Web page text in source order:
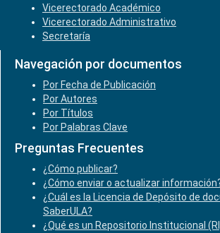
Vicerectorado Académico
Vicerectorado Administrativo
Secretaría
Navegación por documentos
Por Fecha de Publicación
Por Autores
Por Títulos
Por Palabras Clave
Preguntas Frecuentes
¿Cómo publicar?
¿Cómo enviar o actualizar
¿Cuál es la Licencia de Depósito de
SaberULA?
¿Qué es un Repositorio Institucional